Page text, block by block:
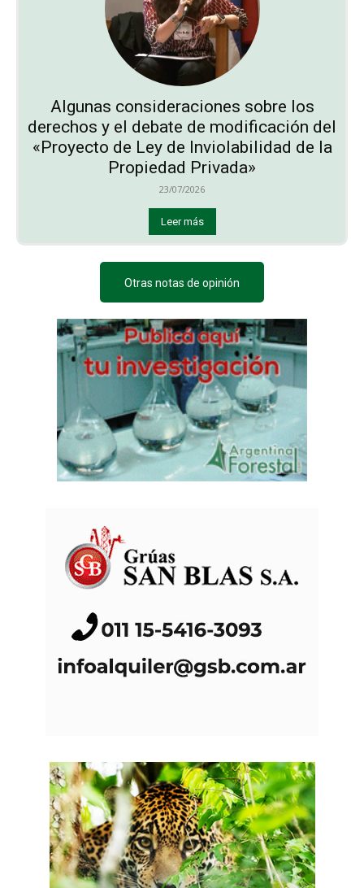
Algunas consideraciones sobre los
derechos y el debate de modificación del
«Proyecto de Ley de Inviolabilidad de la
Propiedad Privada»
23/07/2026
Leer más
Otras notas de opinión